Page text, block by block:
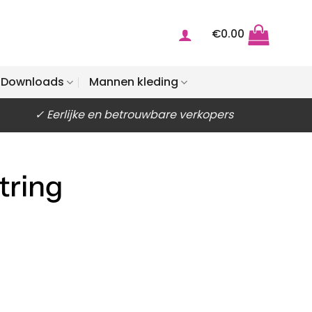
€0.00
Downloads Mannen kleding
✓ Eerlijke en betrouwbare verkopers